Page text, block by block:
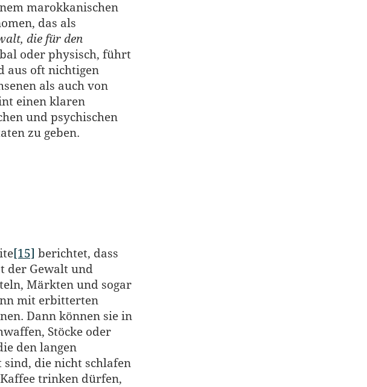
marokkanischen
das als
die für den
oder physisch, führt
aus oft nichtigen
als auch von
einen klaren
und psychischen
zu geben.
[15] berichtet, dass
der Gewalt und
Märkten und sogar
mit erbitterten
Dann können sie in
Stöcke oder
den langen
sind, die nicht schlafen
trinken dürfen,